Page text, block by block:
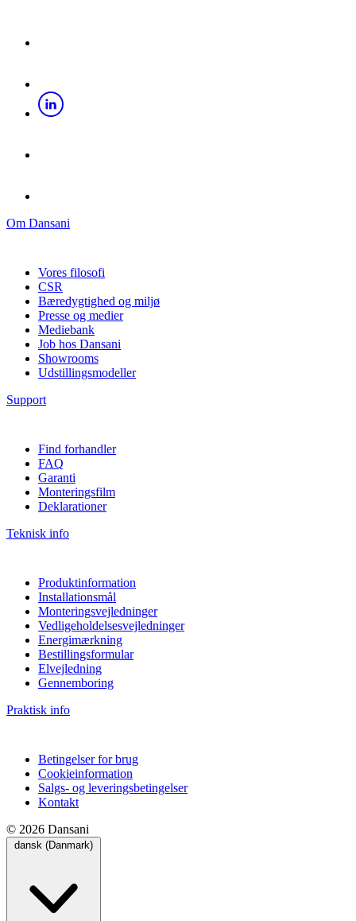
Om Dansani
Vores filosofi
CSR
Bæredygtighed og miljø
Presse og medier
Mediebank
Job hos Dansani
Showrooms
Udstillingsmodeller
Support
Find forhandler
FAQ
Garanti
Monteringsfilm
Deklarationer
Teknisk info
Produktinformation
Installationsmål
Monteringsvejledninger
Vedligeholdelsesvejledninger
Energimærkning
Bestillingsformular
Elvejledning
Gennemboring
Praktisk info
Betingelser for brug
Cookieinformation
Salgs- og leveringsbetingelser
Kontakt
© 2026 Dansani
dansk (Danmark)